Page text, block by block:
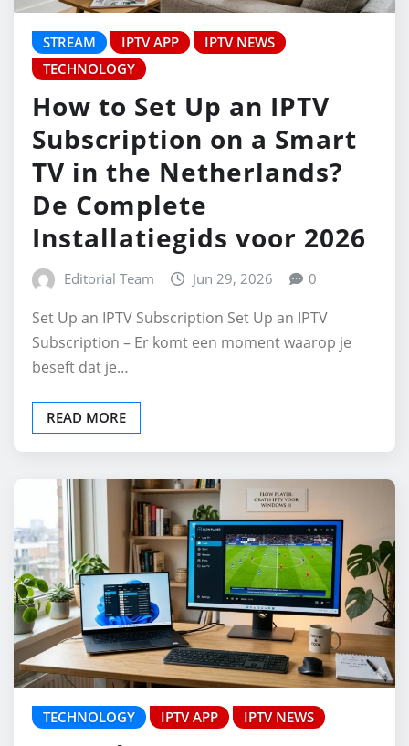
STREAM IPTV APP
IPTV NEWS
TECHNOLOGY
How to Set Up an IPTV
Subscription on a Smart
TV in the Netherlands?
De Complete
Installatiegids voor 2026
Editorial Team Jun 29, 2026 0
Set Up an IPTV Subscription Set Up an IPTV
Subscription – Er komt een moment waarop je
beseft dat je…
READ MORE
TECHNOLOGY IPTV APP IPTV NEWS